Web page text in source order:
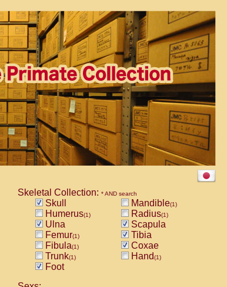
Skeletal Collection: * AND search
Skull Mandible(1)
Humerus(1) Radius(1)
Ulna
Scapula
Femur(1)
Tibia
Fibula(1)
Coxae
Trunk(1) Hand(1)
Foot